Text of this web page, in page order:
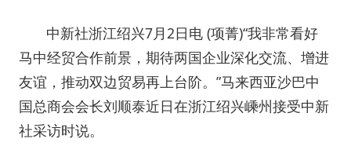
中新社浙江绍兴7月2日电 (项菁)“我非常看好
马中经贸合作前景，期待两国企业深化交流、增进
友谊，推动双边贸易再上台阶。”马来西亚沙巴中
国总商会会长刘顺泰近日在浙江绍兴嵊州接受中新
社采访时说。